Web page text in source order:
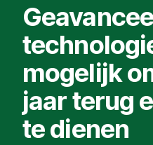
mogelijk
jaar terug
te dienen